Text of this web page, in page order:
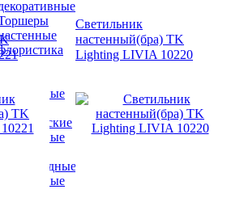
Настольные
светодиодные
Настольные
Светильник
настенный(бра) TK
Lighting LIVIA 10220